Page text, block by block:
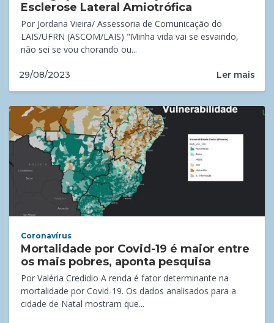
Esclerose Lateral Amiotrófica
Por Jordana Vieira/ Assessoria de Comunicação do
LAIS/UFRN (ASCOM/LAIS) "Minha vida vai se esvaindo,
não sei se vou chorando ou...
29/08/2023 Ler mais
Coronavírus
Mortalidade por Covid-19 é maior entre
os mais pobres, aponta pesquisa
Por Valéria Credidio A renda é fator determinante na
mortalidade por Covid-19. Os dados analisados para a
cidade de Natal mostram que...